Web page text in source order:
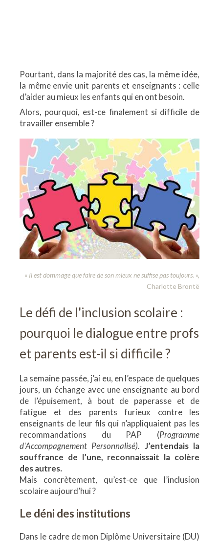
Pourtant, dans la majorité des cas, la même idée,
la même envie unit parents et enseignants : celle
d’aider au mieux les enfants qui en ont besoin.
Alors, pourquoi, est-ce finalement si difficile de
travailler ensemble ?
« Il est dommage que faire de son mieux ne suffise pas toujours. »,
Charlotte Brontë
Le défi de l'inclusion scolaire :
pourquoi le dialogue entre profs
et parents est-il si difficile ?
La semaine passée, j’ai eu, en l’espace de quelques
jours, un échange avec une enseignante au bord
de l’épuisement, à bout de paperasse et de
fatigue et des parents furieux contre les
enseignants de leur fils qui n’appliquaient pas les
recommandations du PAP (Programme
d'Accompagnement Personnalisé). J’entendais la
souffrance de l’une, reconnaissait la colère
des autres.
Mais concrètement, qu’est-ce que l’inclusion
scolaire aujourd’hui ?
Le déni des institutions
Dans le cadre de mon Diplôme Universitaire (DU)